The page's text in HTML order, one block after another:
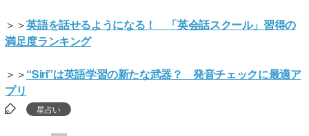
＞＞英語を話せるようになる！ 「英会話スクール」習得の
満足度ランキング
＞＞“Siri”は英語学習の新たな武器？ 発音チェックに最適ア
プリ
星占い